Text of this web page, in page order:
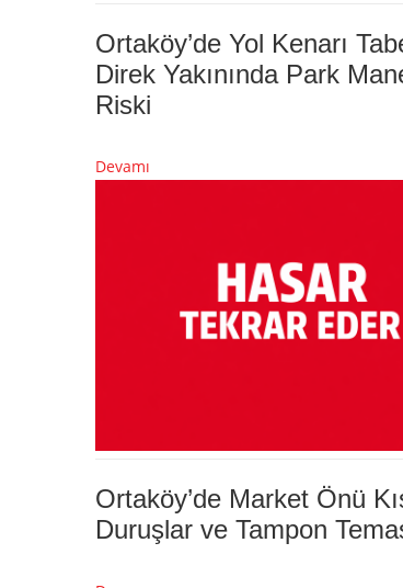
Ortaköy’de Yol Kenarı
Direk Yakınında Park
Riski
Devamı
Ortaköy’de Market Önü
Duruşlar ve Tampon